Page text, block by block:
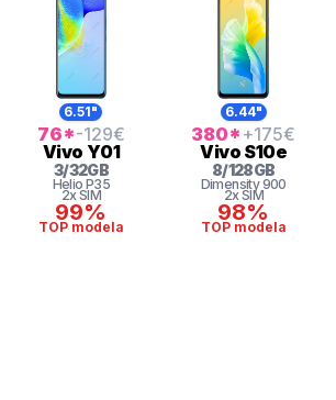
6.51"
76*-129€
Vivo Y01
3/32GB
Helio P35
2x SIM
99%
TOP modela
6.44"
380* +175€
Vivo S10e
8/128GB
Dimensity900
2x SIM
98%
TOP modela